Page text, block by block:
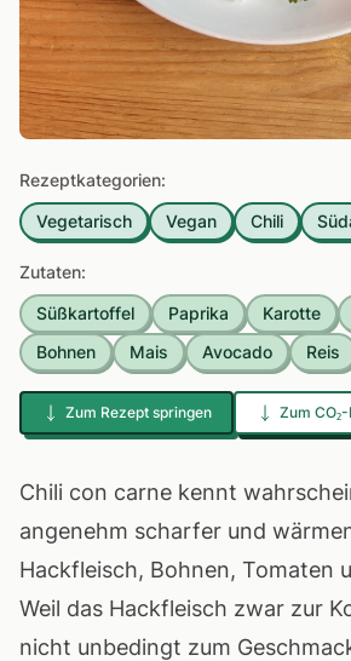
Rezeptkategorien:
Vegetarisch
Vegan Chili
Zutaten:
Süßkartoffel
Paprika Karotte
Bohnen
Mais Avocado Reis
Zum Rezept springen Zum
Chili con carne kennt
angenehm scharfer und
Hackfleisch, Bohnen, Tomaten
Weil das Hackfleisch zwar zur
nicht unbedingt zum